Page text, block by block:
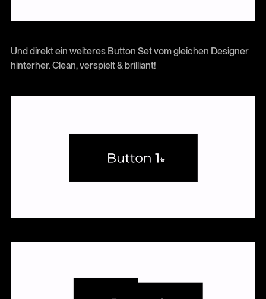
Und direkt ein weiteres Button Setvom gleichen Designer
hinterher. Clean, verspielt & brilliant!